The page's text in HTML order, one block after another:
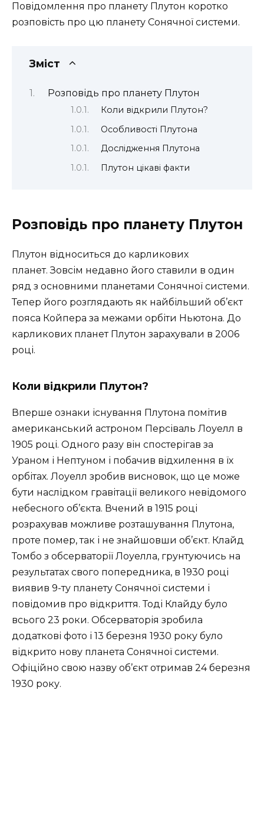
Повідомлення про планету Плутон коротко
розповість про цю планету Сонячної системи.
Зміст
Розповідь про планету Плутон
Коли відкрили Плутон?
Особливості Плутона
Дослідження Плутона
Плутон цікаві факти
Розповідь про планету Плутон
Плутон відноситься до карликових
планет. Зовсім недавно його ставили в один
ряд з основними планетами Сонячної системи.
Тепер його розглядають як найбільший об’єкт
пояса Койпера за межами орбіти Ньютона. До
карликових планет Плутон зарахували в 2006
році.
Коли відкрили Плутон?
Вперше ознаки існування Плутона помітив
американський астроном Персіваль Лоуелл в
1905 році. Одного разу він спостерігав за
Ураном і Нептуном і побачив відхилення в їх
орбітах. Лоуелл зробив висновок, що це може
бути наслідком гравітації великого невідомого
небесного об’єкта. Вчений в 1915 році
розрахував можливе розташування Плутона,
проте помер, так і не знайшовши об’єкт. Клайд
Томбо з обсерваторії Лоуелла, грунтуючись на
результатах свого попередника, в 1930 році
виявив 9-ту планету Сонячної системи і
повідомив про відкриття. Тоді Клайду було
всього 23 роки. Обсерваторія зробила
додаткові фото і 13 березня 1930 року було
відкрито нову планета Сонячної системи.
Офіційно свою назву об’єкт отримав 24 березня
1930 року.